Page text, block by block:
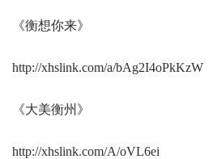
《衡想你来》
http://xhslink.com/a/bAg2I4oPkKzW
《大美衡州》
http://xhslink.com/A/oVL6ei